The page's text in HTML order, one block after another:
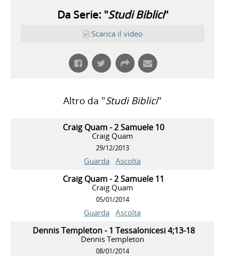
Da Serie: "Studi Biblici"
Scarica il video
Altro da "Studi Biblici"
Craig Quam - 2 Samuele 10
Craig Quam
29/12/2013
Guarda Ascolta
Craig Quam - 2 Samuele 11
Craig Quam
05/01/2014
Guarda Ascolta
Dennis Templeton - 1 Tessalonicesi 4;13-18
Dennis Templeton
08/01/2014